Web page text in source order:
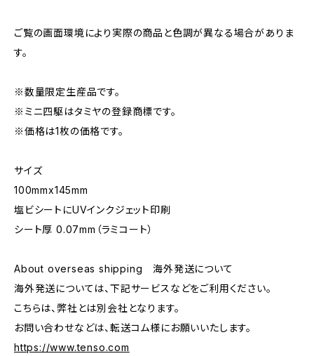
ご覧の画面環境により実際の商品と色調が異なる場合がありま
す。
※数量限定生産品です。
※ミニ四駆はタミヤの登録商標です。
※価格は1枚の価格です。
サイズ
100mmx145mm
塩ビシートにUVインクジェット印刷
シート厚 0.07mm（ラミコート）
About overseas shipping 海外発送について
海外発送については、下記サービスなどをご利用ください。
こちらは、弊社とは別会社となります。
お問い合わせなどは、転送コム様にお願いいたします。
https://www.tenso.com